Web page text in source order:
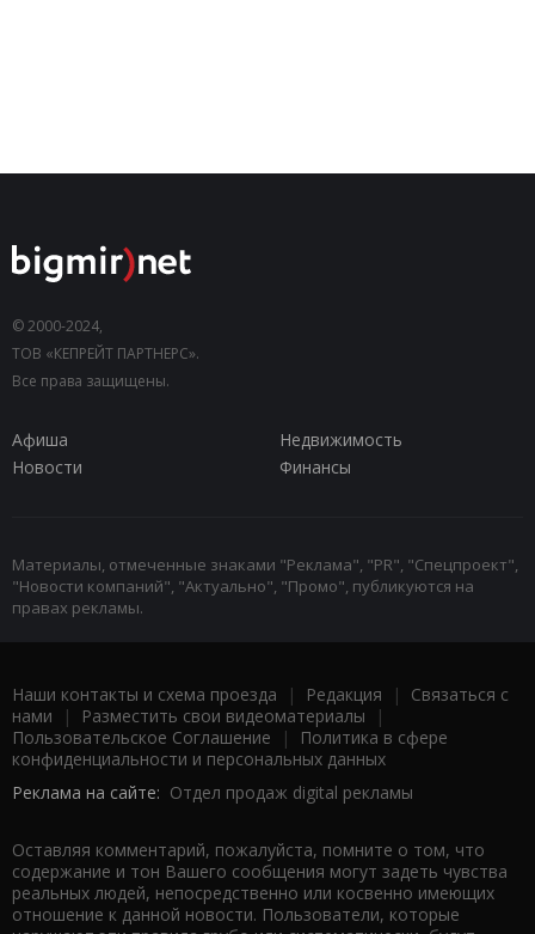
© 2000-2024,
ТОВ «КЕПРЕЙТ ПАРТНЕРС».
Все права защищены.
Афиша
Недвижимость
Новости
Финансы
Материалы, отмеченные знаками "Реклама", "PR", "Спецпроект",
"Новости компаний", "Актуально", "Промо", публикуются на
правах рекламы.
Наши контакты и схема проезда | Редакция | Связаться с
нами | Разместить свои видеоматериалы |
Пользовательское Соглашение |
Политика в сфере
конфиденциальности и персональных данных
Реклама на сайте: Отдел продаж digital рекламы
Оставляя комментарий, пожалуйста, помните о том, что
содержание и тон Вашего сообщения могут задеть чувства
реальных людей, непосредственно или косвенно имеющих
отношение к данной новости. Пользователи, которые